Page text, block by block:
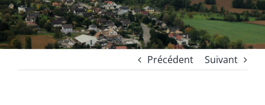
Précédent Suivant